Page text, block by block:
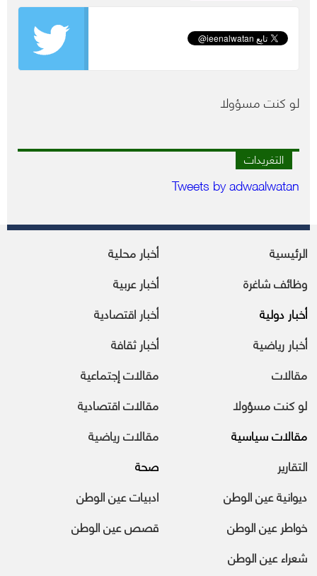
لو كنت مسؤولا
التغريدات
Tweets by adwaalwatan
الرئيسية
أخبار محلية
وظائف شاغرة
أخبار عربية
أخبار دولية
أخبار اقتصادية
أخبار رياضية
أخبار ثقافة
مقالات
مقالات إجتماعية
لو كنت مسؤولا
مقالات اقتصادية
مقالات سياسية
مقالات رياضية
التقارير
صحة
ديوانية عين الوطن
ادبيات عين الوطن
خواطر عين الوطن
قصص عين الوطن
شعراء عين الوطن